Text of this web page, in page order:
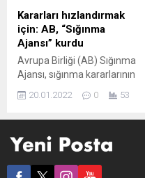
Kararları hızlandırmak
için: AB, “Sığınma
Ajansı” kurdu
Avrupa Birliği (AB) Sığınma
Ajansı, sığınma kararlarının
alınmasını ve AB genelinde
tam yetkili ajans olarak
Komisyonundan yapılan
20.01.2022 0 53